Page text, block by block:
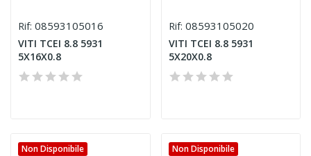
Rif: 08593105016
VITI TCEI 8.8 5931
5X16X0.8
Rif: 08593105020
VITI TCEI 8.8 5931
5X20X0.8
Non Disponibile Non Disponibile